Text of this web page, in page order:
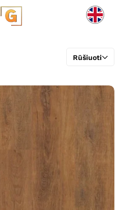
Rūšiuoti